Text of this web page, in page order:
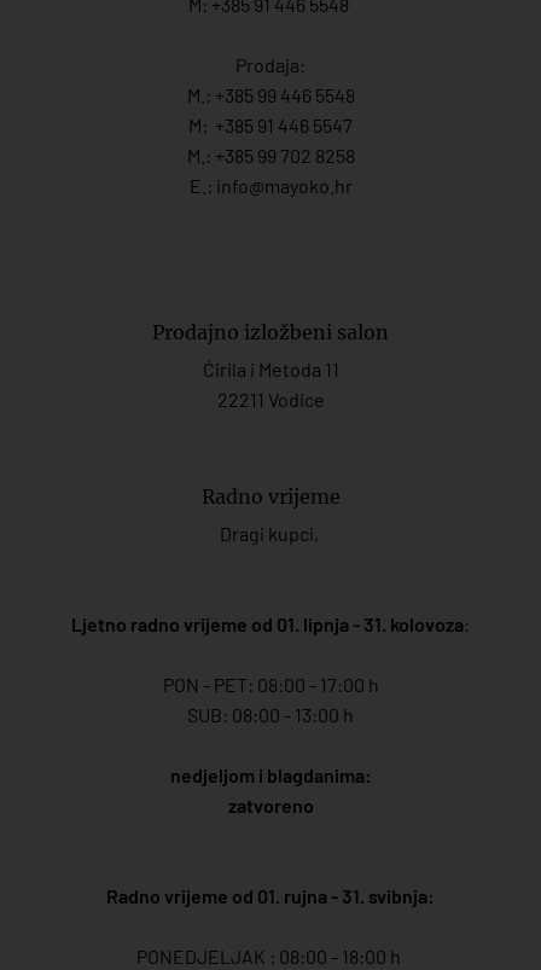
Prodaja:
M.: +385 99 446 5548
M: +385 91 446 5547
M.: +385 99 702 8258
E.: info@mayoko. hr
Prodajno izložbeni salon
Ćirila i Metoda 11
22211 Vodice
Radno vrijeme
Dragi kupci,
Ljetno radno vrijeme od 01. lipnja - 31. kolovoza:
PON - PET: 08:00 - 17:00 h
SUB: 08:00 - 13:00 h
nedjeljom i blagdanima:
zatvoreno
Radno vrijeme od 01. rujna - 31. svibnja:
PONEDJELJAK : 08:00 - 18:00 h